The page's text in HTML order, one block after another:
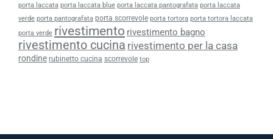
porta laccata porta laccata blue porta laccata pantografata porta laccata
verde porta pantografata porta scorrevole porta tortora porta tortora laccata
porta verde rivestimento rivestimento bagno
rivestimento cucina rivestimento per la casa
rondine rubinetto cucina scorrevole top